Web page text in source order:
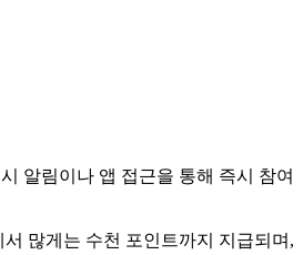
알림이나 앱 접근을 통해 즉시 참여
많게는 수천 포인트까지 지급되며,